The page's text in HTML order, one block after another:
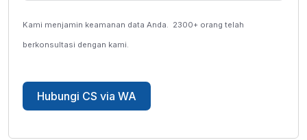
Kami menjamin keamanan data Anda. 2300+ orang telah
berkonsultasi dengan kami.
Hubungi CS via WA